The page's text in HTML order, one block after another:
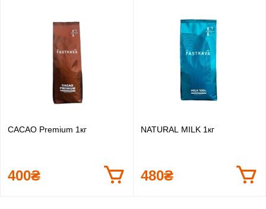
CACAO Premium 1кг
400₴
NATURAL MILK 1кг
480₴